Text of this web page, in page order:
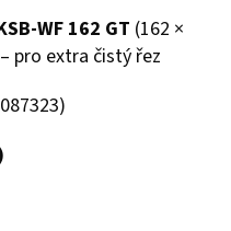
WF 162 GT (162 ×
pro extra čistý řez